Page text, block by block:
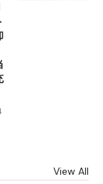
View All